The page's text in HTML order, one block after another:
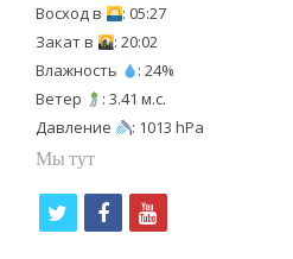
Восход в
: 05:27
Закат в
: 20:02
Влажность
: 24%
Ветер
: 3.41 м.с.
Давление
: 1013 hPa
Мы тут
f
y